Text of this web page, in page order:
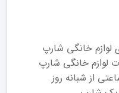
لوازم خانگی شارپ
لوازم خانگی شارپ
از شبانه روز